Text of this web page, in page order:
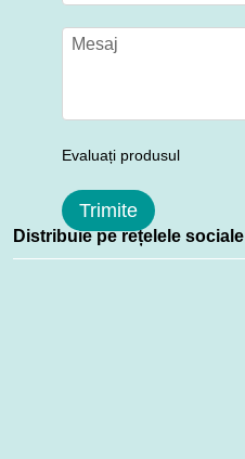
Evaluați produsul
Trimite
Distribuie pe rețelele sociale